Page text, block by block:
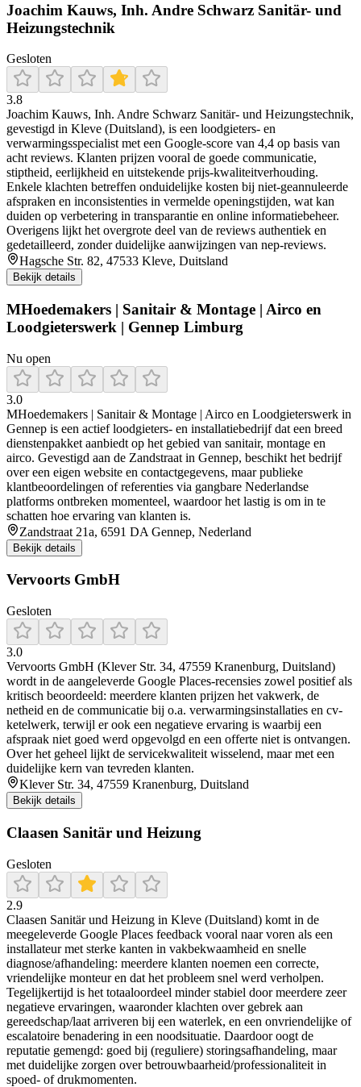
Joachim Kauws, Inh. Andre Schwarz Sanitär- und
Heizungstechnik
Gesloten
3.8
Joachim Kauws, Inh. Andre Schwarz Sanitär‑ und Heizungstechnik,
gevestigd in Kleve (Duitsland), is een loodgieters‑ en
verwarmingsspecialist met een Google‑score van 4,4 op basis van
acht reviews. Klanten prijzen vooral de goede communicatie,
stiptheid, eerlijkheid en uitstekende prijs‑kwaliteitverhouding.
Enkele klachten betreffen onduidelijke kosten bij niet‑geannuleerde
afspraken en inconsistenties in vermelde openingstijden, wat kan
duiden op verbetering in transparantie en online informatiebeheer.
Overigens lijkt het overgrote deel van de reviews authentiek en
gedetailleerd, zonder duidelijke aanwijzingen van nep‑reviews.
Hagsche Str. 82, 47533 Kleve, Duitsland
Bekijk details
MHoedemakers | Sanitair & Montage | Airco en
Loodgieterswerk | Gennep Limburg
Nu open
3.0
MHoedemakers | Sanitair & Montage | Airco en Loodgieterswerk in
Gennep is een actief loodgieters- en installatiebedrijf dat een breed
dienstenpakket aanbiedt op het gebied van sanitair, montage en
airco. Gevestigd aan de Zandstraat in Gennep, beschikt het bedrijf
over een eigen website en contactgegevens, maar publieke
klantbeoordelingen of referenties via gangbare Nederlandse
platforms ontbreken momenteel, waardoor het lastig is om in te
schatten hoe ervaring van klanten is.
Zandstraat 21a, 6591 DA Gennep, Nederland
Bekijk details
Vervoorts GmbH
Gesloten
3.0
Vervoorts GmbH (Klever Str. 34, 47559 Kranenburg, Duitsland)
wordt in de aangeleverde Google Places-recensies zowel positief als
kritisch beoordeeld: meerdere klanten prijzen het vakwerk, de
netheid en de communicatie bij o.a. verwarmingsinstallaties en cv-
ketelwerk, terwijl er ook een negatieve ervaring is waarbij een
afspraak niet goed werd opgevolgd en een offerte niet is ontvangen.
Over het geheel lijkt de servicekwaliteit wisselend, maar met een
duidelijke kern van tevreden klanten.
Klever Str. 34, 47559 Kranenburg, Duitsland
Bekijk details
Claasen Sanitär und Heizung
Gesloten
2.9
Claasen Sanitär und Heizung in Kleve (Duitsland) komt in de
meegeleverde Google Places feedback vooral naar voren als een
installateur met sterke kanten in vakbekwaamheid en snelle
diagnose/afhandeling: meerdere klanten noemen een correcte,
vriendelijke monteur en dat het probleem snel werd verholpen.
Tegelijkertijd is het totaaloordeel minder stabiel door meerdere zeer
negatieve ervaringen, waaronder klachten over gebrek aan
gereedschap/laat arriveren bij een waterlek, en een onvriendelijke of
escalatoire benadering in een noodsituatie. Daardoor oogt de
reputatie gemengd: goed bij (reguliere) storingsafhandeling, maar
met duidelijke zorgen over betrouwbaarheid/professionaliteit in
spoed- of drukmomenten.